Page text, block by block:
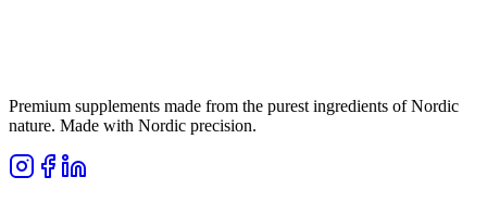
Premium supplements made from the purest ingredients of Nordic
nature. Made with Nordic precision.